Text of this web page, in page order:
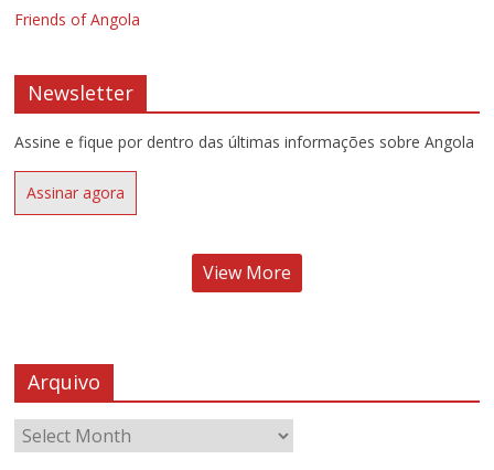
Friends of Angola
Newsletter
Assine e fique por dentro das últimas informações sobre Angola
Assinar agora
View More
Arquivo